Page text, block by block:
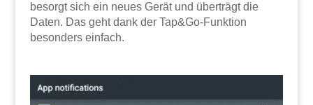
besorgt sich ein neues Gerät und überträgt die
Daten. Das geht dank der Tap&Go-Funktion
besonders einfach.